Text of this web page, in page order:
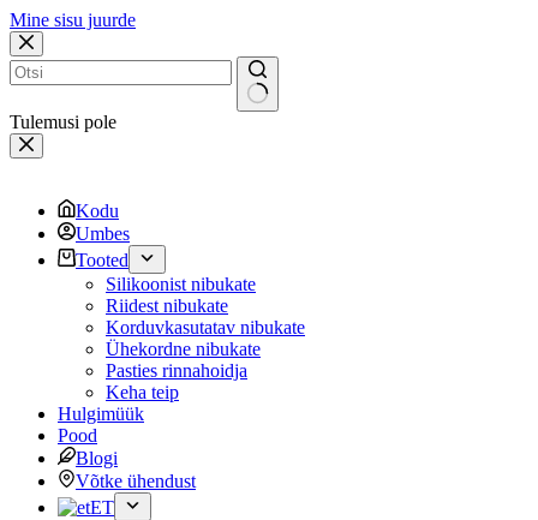
Mine sisu juurde
Tulemusi pole
Kodu
Umbes
Tooted
Silikoonist nibukate
Riidest nibukate
Korduvkasutatav nibukate
Ühekordne nibukate
Pasties rinnahoidja
Keha teip
Hulgimüük
Pood
Blogi
Võtke ühendust
ET